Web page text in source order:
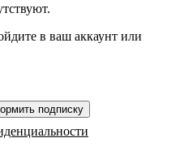
в ваш аккаунт или
подписку